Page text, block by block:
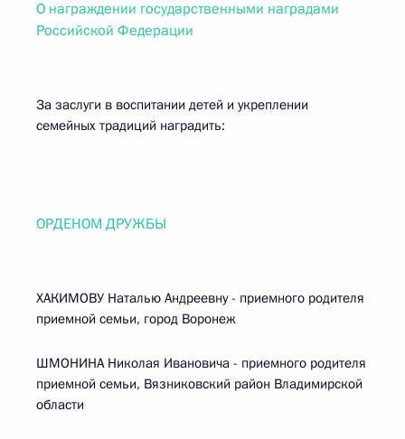
О награждении государственными наградами
Российской Федерации
За заслуги в воспитании детей и укреплении
семейных традиций наградить:
ОРДЕНОМ ДРУЖБЫ
ХАКИМОВУ Наталью Андреевну - приемного родителя
приемной семьи, город Воронеж
ШМОНИНА Николая Ивановича - приемного родителя
приемной семьи, Вязниковский район Владимирской
области